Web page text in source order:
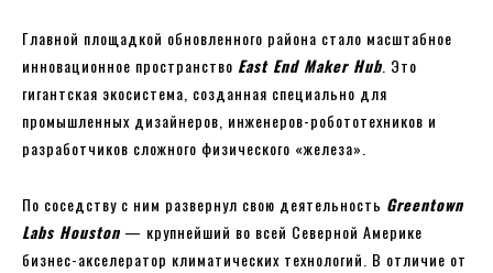
Главной площадкой обновленного района стало масштабное
инновационное пространство East End Maker Hub . Это
гигантская экосистема, созданная специально для
промышленных дизайнеров, инженеров-робототехников и
разработчиков сложного физического «железа».
По соседству с ним развернул свою деятельность Greentown
Labs Houston — крупнейший во всей Северной Америке
бизнес-акселератор климатических технологий. В отличие от